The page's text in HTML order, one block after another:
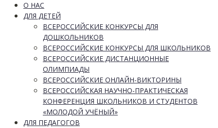
О НАС
ДЛЯ ДЕТЕЙ
ВСЕРОССИЙСКИЕ КОНКУРСЫ ДЛЯ
ДОШКОЛЬНИКОВ
ВСЕРОССИЙСКИЕ КОНКУРСЫ ДЛЯ ШКОЛЬНИКОВ
ВСЕРОССИЙСКИЕ ДИСТАНЦИОННЫЕ
ОЛИМПИАДЫ
ВСЕРОССИЙСКИЕ ОНЛАЙН-ВИКТОРИНЫ
ВСЕРОССИЙСКАЯ НАУЧНО-ПРАКТИЧЕСКАЯ
КОНФЕРЕНЦИЯ ШКОЛЬНИКОВ И СТУДЕНТОВ
«МОЛОДОЙ УЧЁНЫЙ»
ДЛЯ ПЕДАГОГОВ